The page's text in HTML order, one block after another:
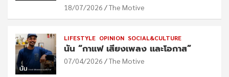
18/07/2026 The Motive
LIFESTYLE OPINION SOCIAL&CULTURE
นัน “กาแฟ เสียงเพลง และโอกาส”
07/04/2026 The Motive